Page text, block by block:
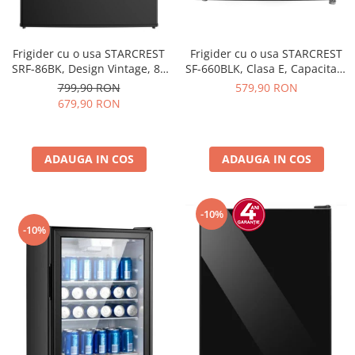
Frigider cu o usa STARCREST
SRF-86BK, Design Vintage, 85
l, Clasa E, Iluminare
interioara, H 84 cm, Negru
799,90 RON
679,90 RON
ADAUGA IN COS
Frigider cu o usa STARCREST
SF-660BLK, Clasa E, Capacitate
66 L, H 63 cm, Negru
579,90 RON
ADAUGA IN COS
-10%
-10%